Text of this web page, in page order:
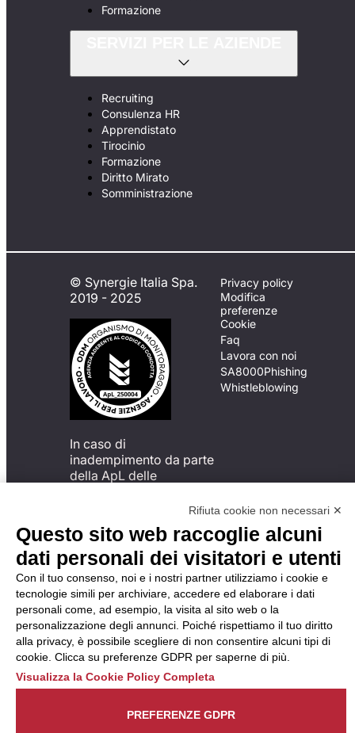
Formazione
Recruiting
Consulenza HR
Apprendistato
Tirocinio
Formazione
Diritto Mirato
Somministrazione
© Synergie Italia Spa.
2019 - 2025
In caso di
inadempimento da parte
della ApL delle
del Codice di Condotta, è
possibile presentare un
reclamo
all’Organismo di
Monitoraggio utilizzando
una delle modalità
descritte al seguente
indirizzo web
https://odm-
agenzielavoro.it/reclami/ .
Privacy policy
Modifica
preferenze
Cookie
Faq
Lavora con noi
SA8000Phishing
Whistleblowing
Rifiuta cookie non necessari ✕
Questo sito web raccoglie alcuni
dati personali dei visitatori e utenti
Con il tuo consenso, noi e i nostri partner utilizziamo i cookie e
tecnologie simili per archiviare, accedere ed elaborare i dati
personali come, ad esempio, la visita al sito web o la
personalizzazione degli annunci. Poiché rispettiamo il tuo diritto
alla privacy, è possibile scegliere di non consentire alcuni tipi di
cookie. Clicca su preferenze GDPR per saperne di più.
Visualizza la Cookie Policy Completa
PREFERENZE GDPR